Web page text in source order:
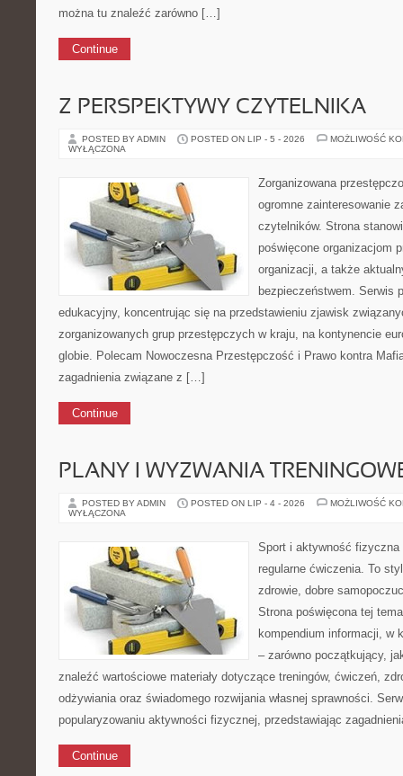
można tu znaleźć zarówno […]
Continue
Z PERSPEKTYWY CZYTELNIKA
POSTED BY ADMIN POSTED ON LIP - 5 - 2026
MOŻLIWOŚĆ
WYŁĄCZONA
Zorganizowana
ogromne zainteresowanie
czytelników. Strona
poświęcone organizacjom
organizacji, a także
bezpieczeństwem. Serwis
edukacyjny, koncentrując się na przedstawieniu zjawisk
zorganizowanych grup przestępczych w kraju, na kontynencie
globie. Polecam Nowoczesna Przestępczość i Prawo kontra
zagadnienia związane z […]
Continue
PLANY I WYZWANIA
POSTED BY ADMIN POSTED ON LIP - 4 - 2026
MOŻLIWOŚĆ
WYŁĄCZONA
Sport i aktywność
regularne ćwiczenia. To
zdrowie, dobre
Strona poświęcona tej
kompendium informacji, w
– zarówno początkujący,
znaleźć wartościowe materiały dotyczące treningów, ćwiczeń,
odżywiania oraz świadomego rozwijania własnej sprawności.
popularyzowaniu aktywności fizycznej, przedstawiając
Continue